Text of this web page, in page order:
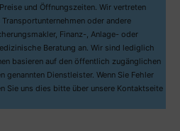
und Öffnungszeiten. Wir vertreten
oder andere
Finanz-, Anlage- oder
Beratung an. Wir sind lediglich
basieren auf den öffentlich zugänglichen
genannten Dienstleister. Wenn Sie Fehler
Sie uns dies bitte über unsere Kontaktseite